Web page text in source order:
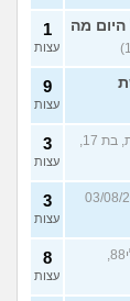
היום מה
1
עצות
9
עצות
(אנונימית, בת 17,
3
עצות
בת 18, כתבה ב-03/08/26
3
עצות
(שלי88,
8
עצות